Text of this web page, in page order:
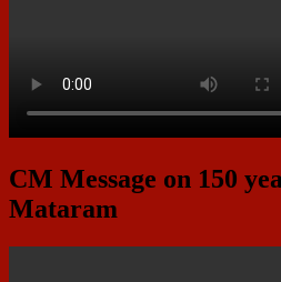
CM Message on 150
Mataram